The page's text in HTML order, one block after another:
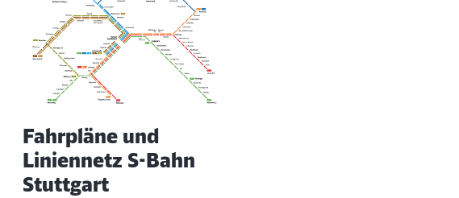
Fahrpläne und
Liniennetz S-Bahn
Stuttgart